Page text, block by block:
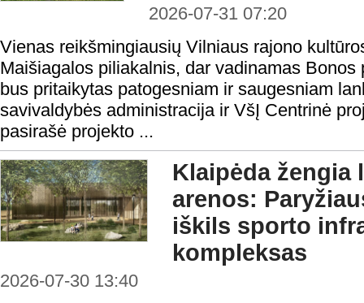
2026-07-31 07:20
Vienas reikšmingiausių Vilniaus rajono
Maišiagalos piliakalnis, dar vadinamas
bus pritaikytas patogesniam ir saugesniam
savivaldybės administracija ir VšĮ Centrinė
pasirašė projekto ...
Klaipėda žengia
arenos:
iškils sporto
kompleksas
2026-07-30 13:40